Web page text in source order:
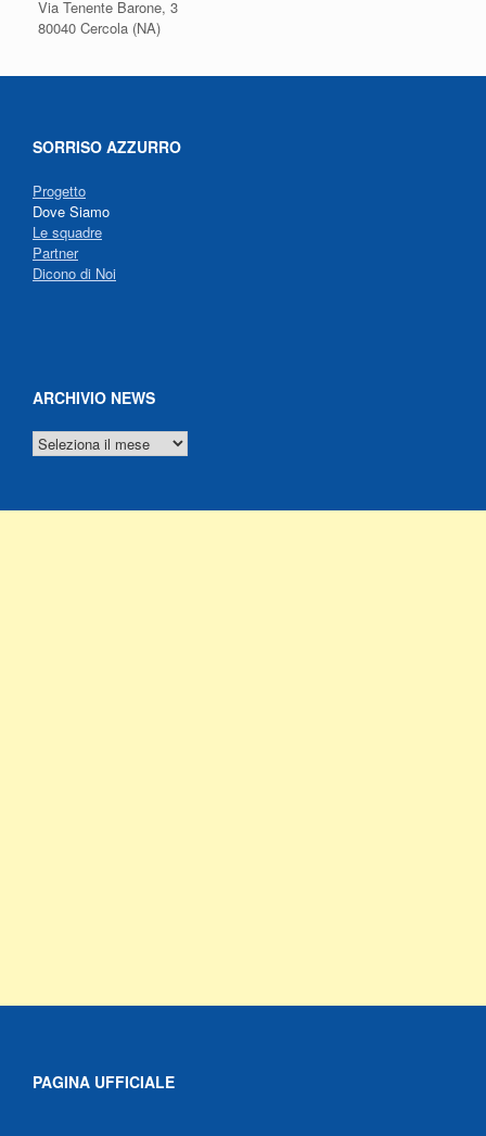
Via Tenente Barone, 3
80040 Cercola (NA)
SORRISO AZZURRO
Progetto
Dove Siamo
Le squadre
Partner
Dicono di Noi
ARCHIVIO NEWS
ARCHIVIO
NEWS
PAGINA UFFICIALE